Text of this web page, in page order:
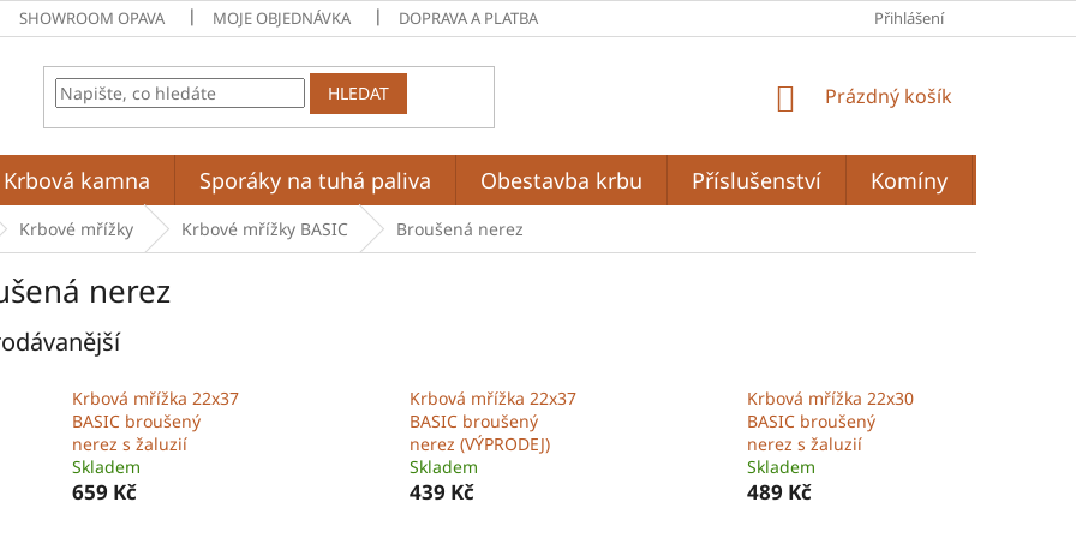
SHOWROOM OPAVA MOJE OBJEDNÁVKA DOPRAVA A PLATBA PODMÍNKY OCHRANY OSOBNÍCH ÚDAJŮ OBCHODNÍ
Přihlášení
HLEDAT
NÁKUPNÍ
Prázdný košík
Krbová kamna Sporáky na tuhá paliva Obestavba krbu Příslušenství Komíny
Krbové mřížky Krbové mřížky BASIC Broušená nerez
nerez
Krbová mřížka 22x37
BASIC broušený
nerez s žaluzií
Skladem
659 Kč
Krbová mřížka 22x37
BASIC broušený
nerez (VÝPRODEJ)
Skladem
439 Kč
Krbová mřížka 22x30
BASIC broušený
nerez s žaluzií
Skladem
489 Kč